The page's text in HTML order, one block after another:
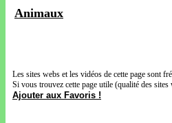
Animaux
Les sites webs et les vidéos de cette page sont
Si vous trouvez cette page utile (qualité des
Ajouter aux Favoris !